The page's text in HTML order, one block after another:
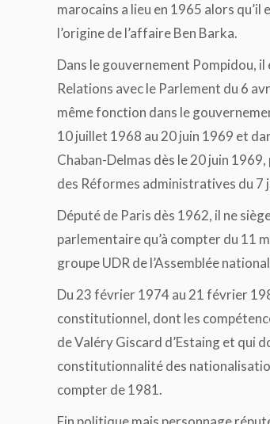
marocains a lieu en 1965 alors qu’il
l’origine de l’affaire Ben Barka.
Dans le gouvernement Pompidou,
Relations avec le Parlement du 6
même fonction dans le
10 juillet 1968 au 20 juin 1969 et
Chaban-Delmas dès le 20 juin
des Réformes administratives du 7
Député de Paris dès 1962, il ne
parlementaire qu’à compter du 11
groupe UDR de l’Assemblée
Du 23 février 1974 au 21 février
constitutionnel, dont les
de Valéry Giscard d’Estaing et qui
constitutionnalité des
compter de 1981.